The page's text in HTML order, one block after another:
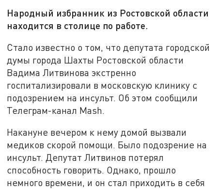
Народный избранник из Ростовской области
находится в столице по работе.
Стало известно о том, что депутата городской
думы города Шахты Ростовской области
Вадима Литвинова экстренно
госпитализировали в московскую клинику с
подозрением на инсульт. Об этом сообщили
Телеграм-канал Mash.
Накануне вечером к нему домой вызвали
медиков скорой помощи. Было подозрение на
инсульт. Депутат Литвинов потерял
способность говорить. Однако, прошло
немного времени, и он стал приходить в себя